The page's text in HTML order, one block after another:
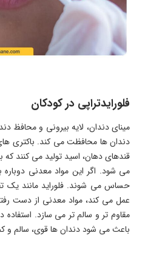
فلورایدتراپی در کودکان
مینای دندان، لایه بیرونی و محافظ
دندان ها محافظت می کند. باکتری
قندهای دهان، اسید تولید می کنند
می شود. اگر این مواد معدنی دوباره
حساس می شوند. فلوراید مانند یک
عمل می کند، مواد معدنی از دست
مقاوم تر و سالم تر می سازد. استفاده
باعث می شود دندان ها قوی، سالم و